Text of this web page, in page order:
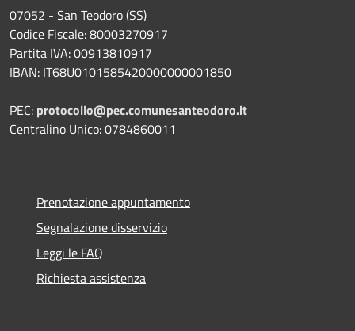
07052 - San Teodoro (SS)
Codice Fiscale: 80003270917
Partita IVA: 00913810917
IBAN: IT68U0101585420000000001850
PEC: protocollo@pec.comunesanteodoro.it
Centralino Unico: 0784860011
Prenotazione appuntamento
Segnalazione disservizio
Leggi le FAQ
Richiesta assistenza